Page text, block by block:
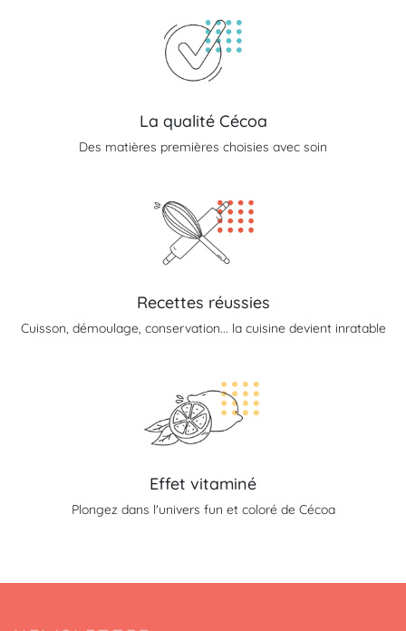
La qualité Cécoa
Des matières premières choisies avec soin
Recettes réussies
Cuisson, démoulage, conservation... la cuisine devient inratable
Effet vitaminé
Plongez dans l'univers fun et coloré de Cécoa